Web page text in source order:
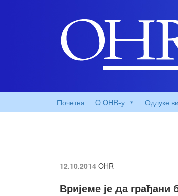
Почетна O OHR-у Одлуке
12.10.2014 OHR
Вријеме је да